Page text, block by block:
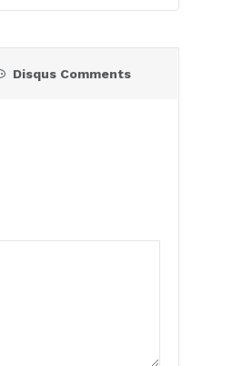
Disqus Comments